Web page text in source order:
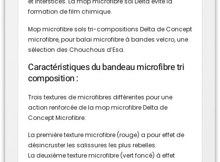
formation de film chimique.
Mop microfibre sols tri-compositions Delta de Concept
microfibre, pour balai microfibre à bandes velcro, une
sélection des Chouchous d’Esa.
Caractéristiques du bandeau microfibre tri
composition :
Trois textures de microfibres différentes pour une
action renforcée de la mop microfibre Delta de
Concept Microfibre:
La première texture microfibre (rouge) a pour effet de
désincruster les salissures les plus rebelles.
La deuxième texture microfibre (vert foncé) à effet